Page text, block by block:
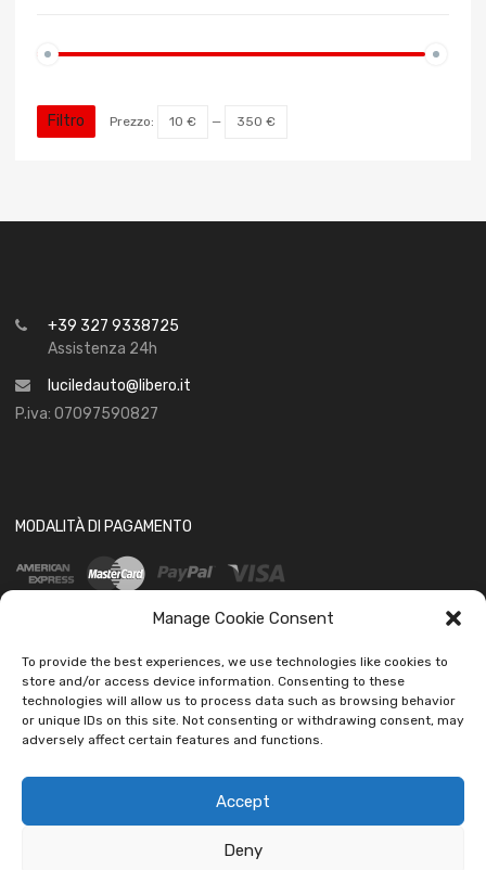
Manage Cookie Consent
To provide the best experiences, we use technologies like cookies to
store and/or access device information. Consenting to these
technologies will allow us to process data such as browsing behavior
or unique IDs on this site. Not consenting or withdrawing consent, may
adversely affect certain features and functions.
Accept
Deny
Filtro Prezzo: 10 € — 350 €
+39 327 9338725
Assistenza 24h
luciledauto@libero.it
P.iva: 07097590827
MODALITÀ DI PAGAMENTO
SOCIAL
Ledautoshop Auto Parts | Icons made by